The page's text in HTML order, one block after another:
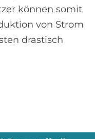
können somit
von Strom
drastisch